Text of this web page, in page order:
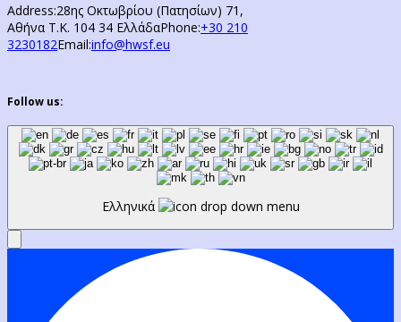
Address:28ης Οκτωβρίου (Πατησίων) 71,
Αθήνα Τ.Κ. 104 34 ΕλλάδαPhone:+30 210
3230182Email:info@hwsf.eu
Follow us:
Ελληνικά